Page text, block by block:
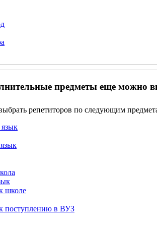
предметы еще можно
репетиторов по следующим
школе
поступлению в ВУЗ